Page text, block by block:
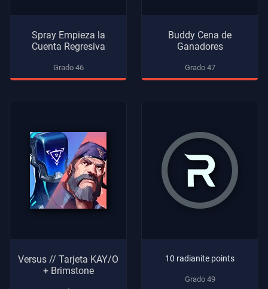
Spray Empieza la
Cuenta Regresiva
Grado 46
Buddy Cena de
Ganadores
Grado 47
Versus // Tarjeta KAY/O
+ Brimstone
10 radianite points
Grado 49